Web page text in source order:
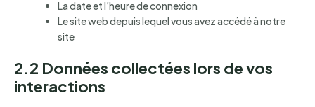
La date et l’heure de connexion
Le site web depuis lequel vous avez accédé à notre
site
2.2 Données collectées lors de vos
interactions